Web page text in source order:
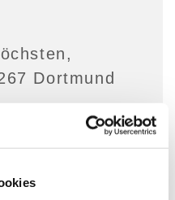
Dortmund